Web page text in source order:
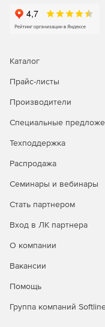
Каталог
Прайс-листы
Производители
Специальные
Техподдержка
Распродажа
Семинары и вебинары
Стать партнером
Вход в ЛК партнера
О компании
Вакансии
Помощь
Группа компаний